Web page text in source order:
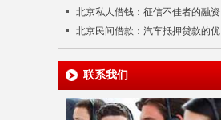
与信息安全？
北京私人借钱：征信不佳者的融资
出路北京民间借款：汽车抵押贷款的优
缺点分析
联系我们